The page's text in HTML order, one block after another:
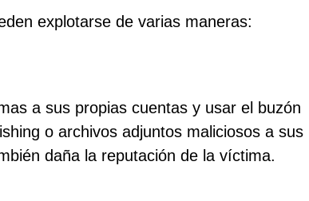
explotarse de varias maneras:
a sus propias cuentas y usar el buzón
o archivos adjuntos maliciosos a sus
daña la reputación de la víctima.